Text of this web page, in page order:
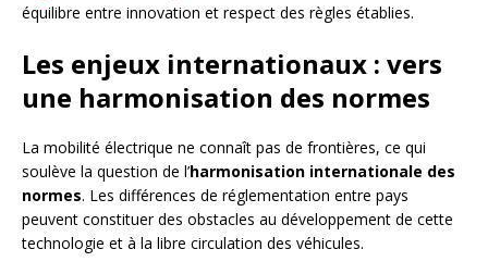
équilibre entre innovation et respect des règles établies.
Les enjeux internationaux : vers
une harmonisation des normes
La mobilité électrique ne connaît pas de frontières, ce qui
soulève la question de l’harmonisation internationale des
normes. Les différences de réglementation entre pays
peuvent constituer des obstacles au développement de cette
technologie et à la libre circulation des véhicules.